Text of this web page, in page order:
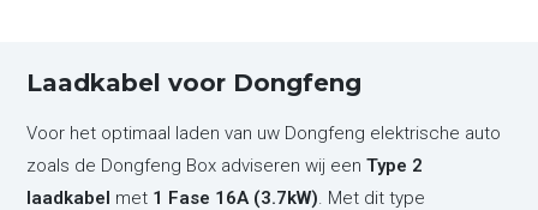
Laadkabel voor Dongfeng
Voor het optimaal laden van uw Dongfeng elektrische auto
zoals de Dongfeng Box adviseren wij eenType 2
laadkabel met 1 Fase 16A (3.7kW). Met dit type